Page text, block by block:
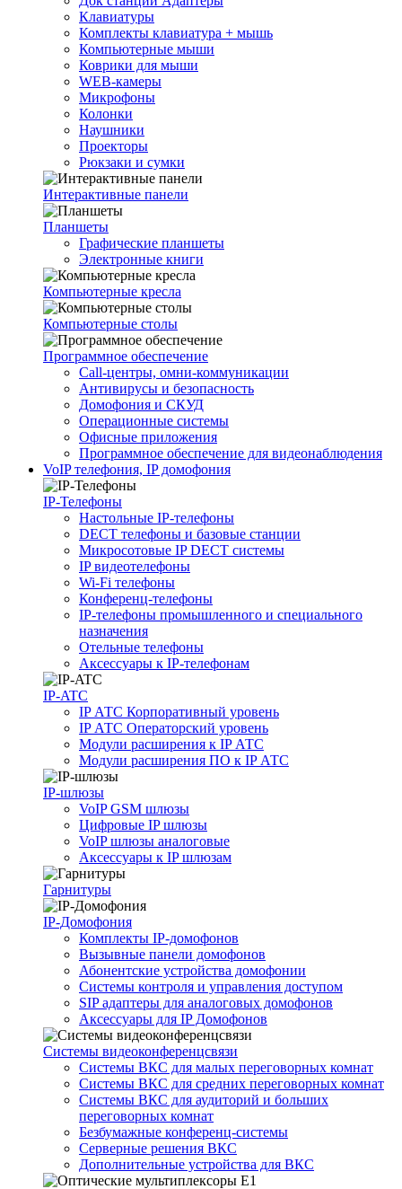
Клавиатуры
Комплекты клавиатура + мышь
Компьютерные мыши
Коврики для мыши
WEB-камеры
Микрофоны
Колонки
Наушники
Проекторы
Рюкзаки и сумки
Интерактивные панели
Планшеты
Графические планшеты
Электронные книги
Компьютерные кресла
Компьютерные столы
Программное обеспечение
Call-центры, омни-коммуникации
Антивирусы и безопасность
Домофония и СКУД
Операционные системы
Офисные приложения
Программное обеспечение для видеонаблюдения
VoIP телефония, IP домофония
IP-Телефоны
Настольные IP-телефоны
DECT телефоны и базовые станции
Микросотовые IP DECT системы
IP видеотелефоны
Wi-Fi телефоны
Конференц-телефоны
IP-телефоны промышленного и специального
назначения
Отельные телефоны
Аксессуары к IP-телефонам
IP-ATC
IP АТС Корпоративный уровень
IP АТС Операторский уровень
Модули расширения к IP АТС
Модули расширения ПО к IP АТС
IP-шлюзы
VoIP GSM шлюзы
Цифровые IP шлюзы
VoIP шлюзы аналоговые
Аксессуары к IP шлюзам
Гарнитуры
IP-Домофония
Комплекты IP-домофонов
Вызывные панели домофонов
Абонентские устройства домофонии
Системы контроля и управления доступом
SIP адаптеры для аналоговых домофонов
Аксессуары для IP Домофонов
Системы видеоконференцсвязи
Системы ВКС для малых переговорных комнат
Системы ВКС для средних переговорных комнат
Системы ВКС для аудиторий и больших
переговорных комнат
Безбумажные конференц-системы
Серверные решения ВКС
Дополнительные устройства для ВКС